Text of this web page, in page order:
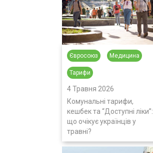
Євросоюз Медицина
Тарифи
4 Травня 2026
Комунальні тарифи,
кешбек та “Доступні ліки”:
що очікує українців у
травні?